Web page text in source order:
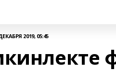
2019, 05:45